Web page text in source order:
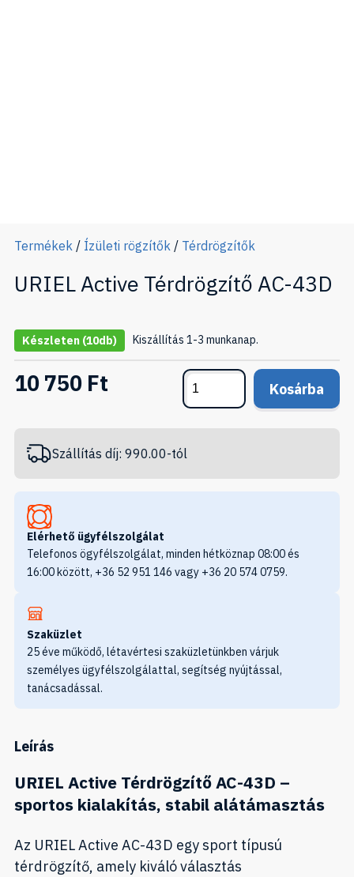
Termékek / Ízületi rögzítők / Térdrögzítők
URIEL Active Térdrögzítő AC-43D
Készleten (10db) Kiszállítás 1-3 munkanap.
10 750 Ft Kosárba
Szállítás díj: 990.00-tól
Elérhető ügyfélszolgálat
Telefonos ögyfélszolgálat, minden hétköznap 08:00 és
16:00 között, +36 52 951 146 vagy +36 20 574 0759.
Szaküzlet
25 éve működő, létavértesi szaküzletünkben várjuk
személyes ügyfélszolgálattal, segítség nyújtással,
tanácsadással.
Leírás
URIEL Active Térdrögzítő AC-43D –
sportos kialakítás, stabil alátámasztás
Az URIEL Active AC-43D egy sport típusú
térdrögzítő, amely kiváló választás